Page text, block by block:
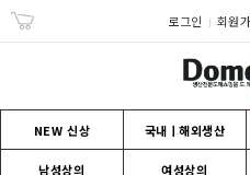
로그인 회원
NEW 신상 국내ㅣ해외생산
남성상의 여성상의